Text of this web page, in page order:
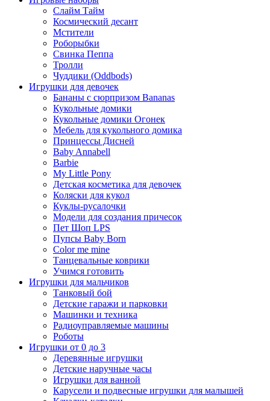
Слайм Тайм
Космический десант
Мстители
Роборыбки
Свинка Пеппа
Тролли
Чуддики (Oddbods)
Игрушки для девочек
Бананы с сюрпризом Bananas
Кукольные домики
Кукольные домики Огонек
Мебель для кукольного домика
Принцессы Дисней
Baby Annabell
Barbie
My Little Pony
Детская косметика для девочек
Коляски для кукол
Куклы-русалочки
Модели для создания причесок
Пет Шоп LPS
Пупсы Baby Born
Сolor me mine
Танцевальные коврики
Учимся готовить
Игрушки для мальчиков
Танковый бой
Детские гаражи и парковки
Машинки и техника
Радиоуправляемые машины
Роботы
Игрушки от 0 до 3
Деревянные игрушки
Детские наручные часы
Игрушки для ванной
Карусели и подвесные игрушки для малышей